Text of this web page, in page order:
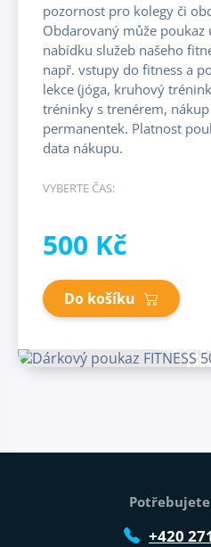
pozornost pro kolegy či
Obdarovaný může
nabídku služeb našeho
např. vstupy do fitness a
lekce (jóga, kruhový
tréninky s trenérem,
permanentek. Platnost
data nákupu.
VYBERTE ČAS:
500 Kč
Do košíku
Patička webu
+420